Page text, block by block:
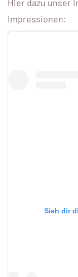
Hier dazu unser
Impressionen:
Sieh dir